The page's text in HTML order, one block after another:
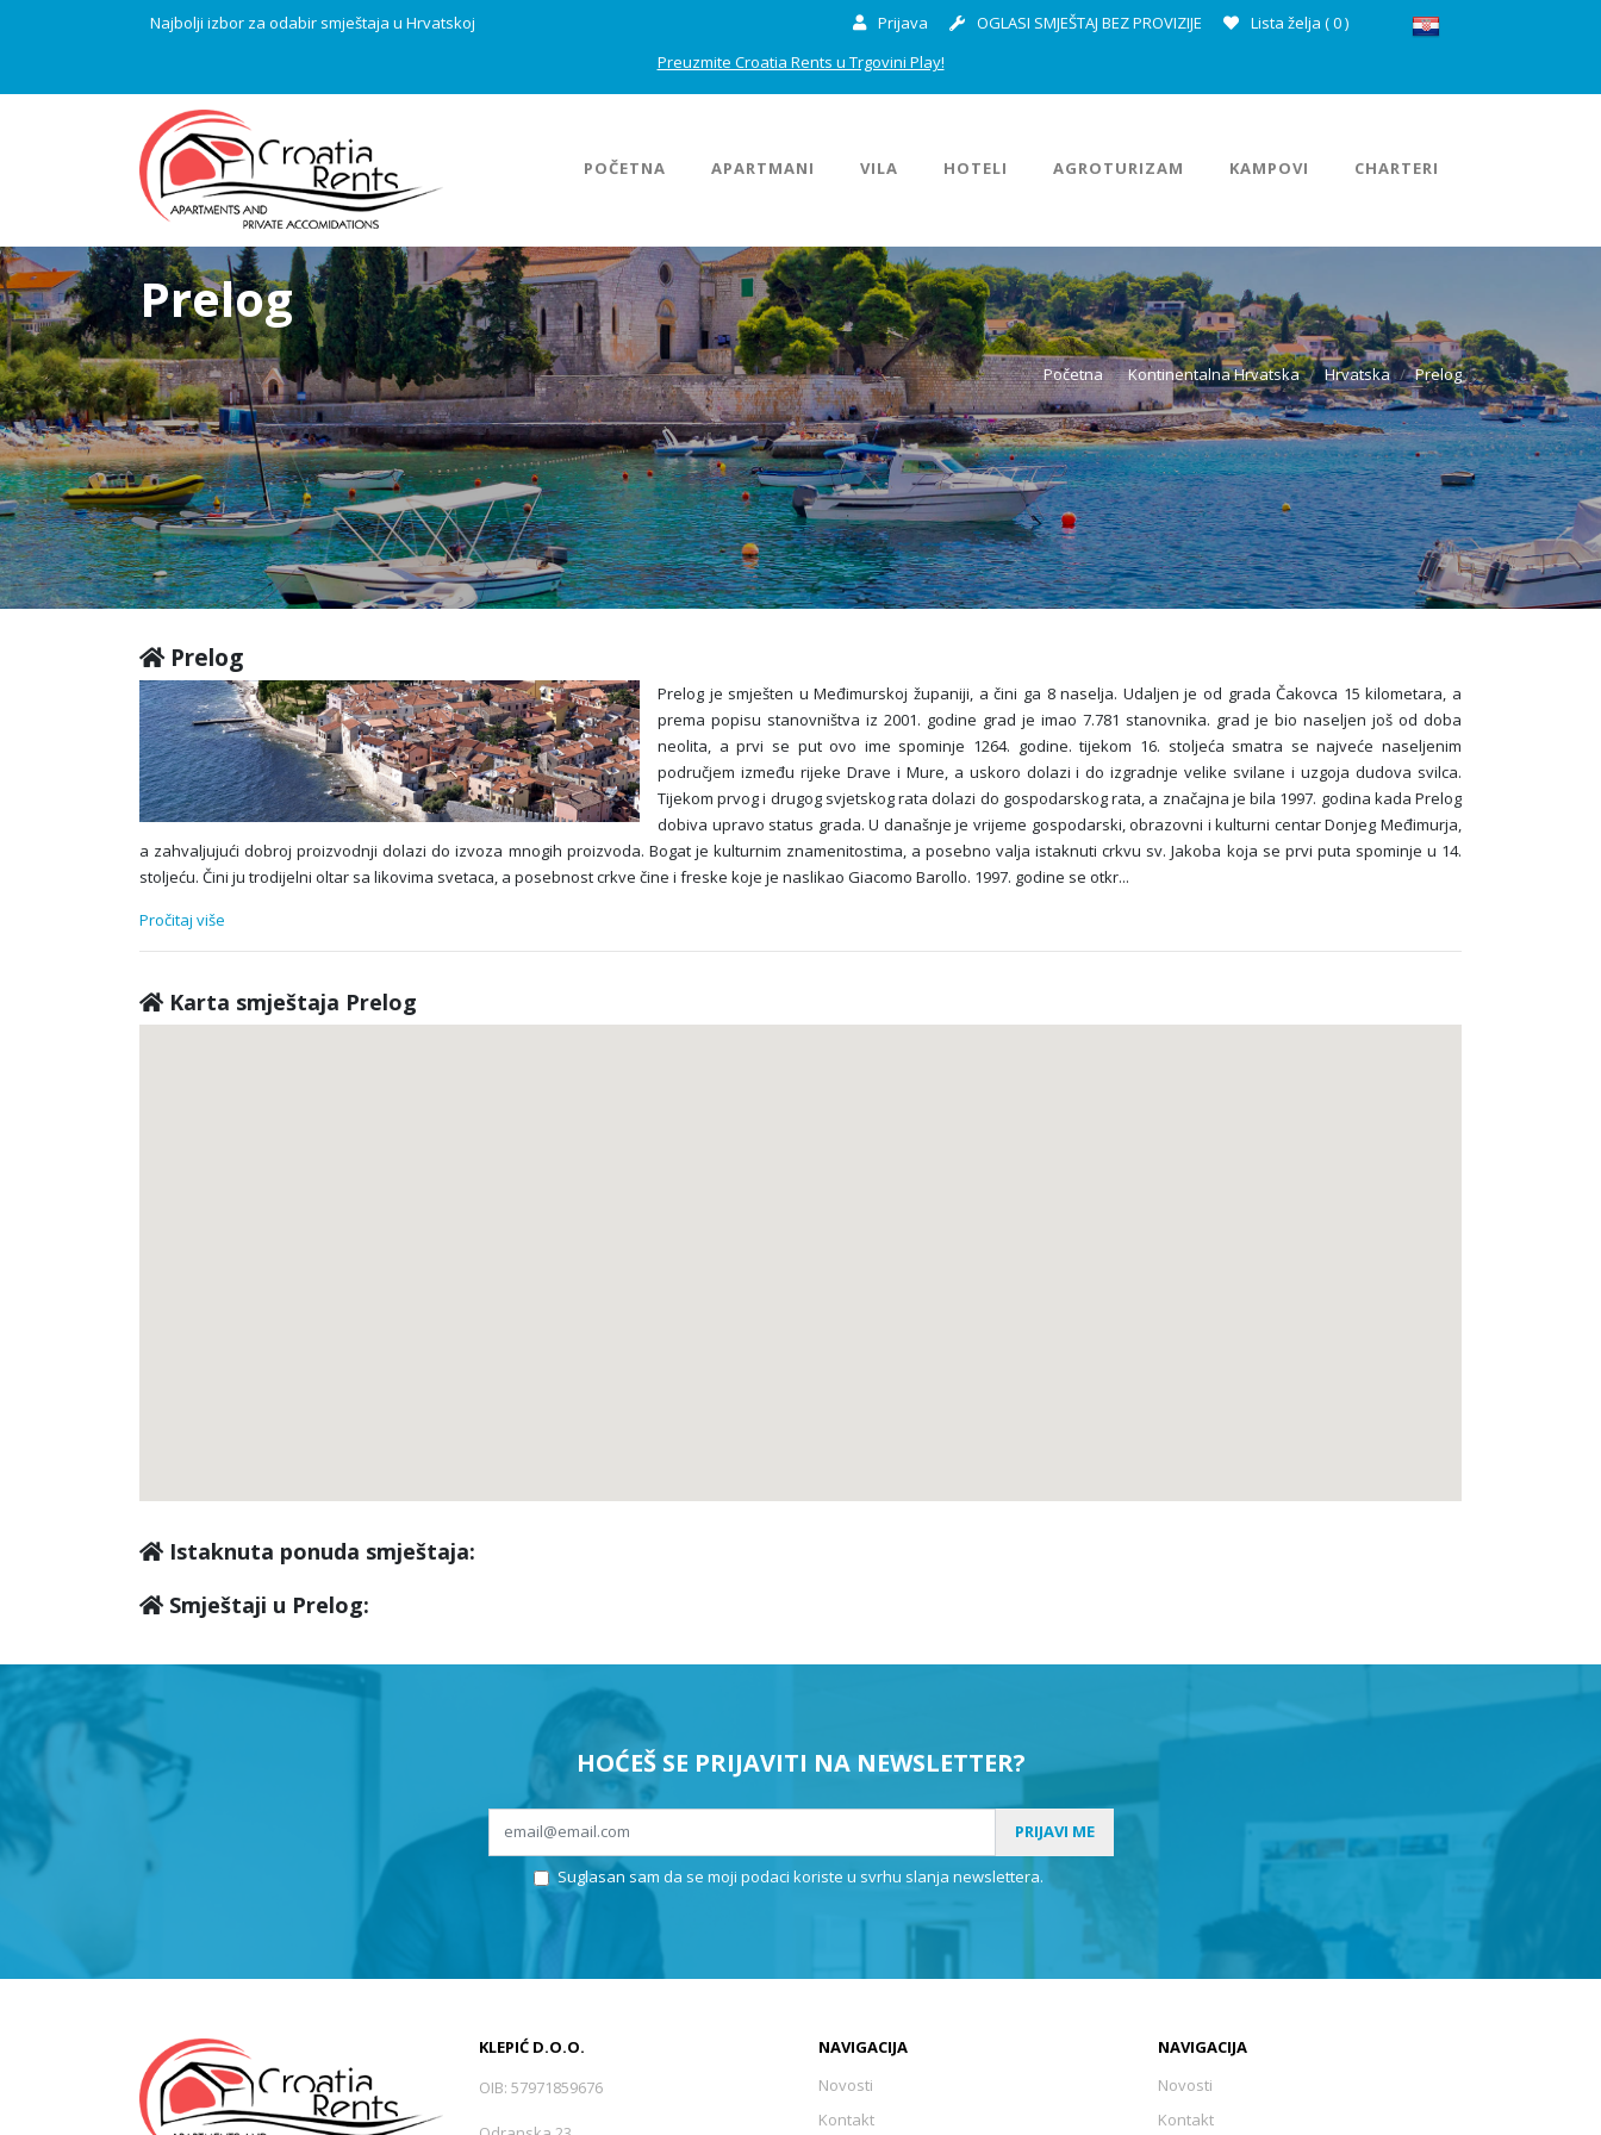
Najbolji izbor za odabir smještaja u Hrvatskoj Prijava OGLASI SMJEŠTAJ BEZ PROVIZIJE Lista želja (0)
Preuzmite Croatia Rents u Trgovini Play!
POČETNA APARTMANI VILA HOTELI AGROTURIZAM KAMPOVI CHARTERI
Prelog
Početna Kontinentalna Hrvatska Hrvatska Prelog
Prelog
Prelog je smješten u Međimurskoj županiji, a čini ga 8 naselja. Udaljen je od grada Čakovca 15 kilometara, a
prema popisu stanovništva iz 2001. godine grad je imao 7.781 stanovnika. grad je bio naseljen još od doba
neolita, a prvi se put ovo ime spominje 1264. godine. tijekom 16. stoljeća smatra se najveće naseljenim
područjem između rijeke Drave i Mure, a uskoro dolazi i do izgradnje velike svilane i uzgoja dudova svilca.
Tijekom prvog i drugog svjetskog rata dolazi do gospodarskog rata, a značajna je bila 1997. godina kada Prelog
dobiva upravo status grada. U današnje je vrijeme gospodarski, obrazovni i kulturni centar Donjeg Međimurja,
a zahvaljujući dobroj proizvodnji dolazi do izvoza mnogih proizvoda. Bogat je kulturnim znamenitostima, a posebno valja istaknuti crkvu sv. Jakoba koja se prvi puta spominje u 14.
stoljeću. Čini ju trodijelni oltar sa likovima svetaca, a posebnost crkve čine i freske koje je naslikao Giacomo Barollo. 1997. godine se otkr...
Pročitaj više
Karta smještaja Prelog
Istaknuta ponuda smještaja:
Smještaji u Prelog:
HOĆEŠ SE PRIJAVITI NA NEWSLETTER?
PRIJAVI ME
Suglasan sam da se moji podaci koriste u svrhu slanja newslettera.
KLEPIĆ D.O.O.
OIB: 57971859676
NAVIGACIJA
Novosti
Kontakt
NAVIGACIJA
Novosti
Kontakt